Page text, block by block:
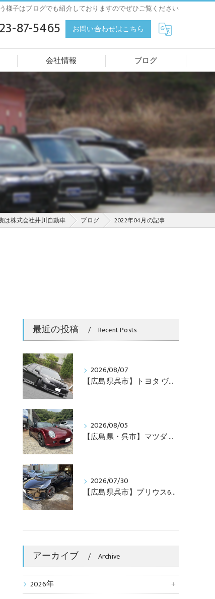
様子はブログでも紹介しておりますのでぜひご覧ください
87-5465 お問い合わせはこちら
会社情報 ブログ
は株式会社井川自動車 ブログ 2022年04月の記事
最近の投稿 Recent Posts
2026/08/07
【広島県呉市】トヨタ ヴェロッサのボンネットをグリルレス加工！ワンオフカスタムで迫力のフロントフェイスへ
2026/08/05
【広島県・呉市】マツダ ロードスター（NC）にエスケレート クリマ フロントキットを取付！唯一無二のクラシックフェイスへ
2026/07/30
【広島県呉市】プリウス60 ブレーキキャリパー・ブレーキディスクセンターをレッド塗装！おしゃれでインパクト抜群のカスタム
アーカイブ Archive
2026年